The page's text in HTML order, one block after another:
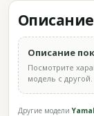
Описание
Описание
Посмотрите
модель с другой.
Другие модели